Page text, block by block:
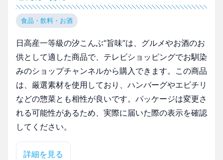
食品・飲料・お酒
日高産一等級の汐こんぶ“旨味”は、グルメやお酒のお
供として適した商品で、テレビショッピングでお馴染
みのショップチャンネルから購入できます。この商品
は、厳選素材を使用しており、ハンバーグやエビチリ
などの惣菜とも相性が良いです。パッケージは変更さ
れる可能性があるため、実際に届いた際の表示を確認
してください。
詳細を見る